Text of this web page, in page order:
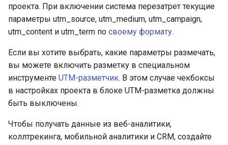
проекта. При включении система перезатрет текущие
параметры utm_source, utm_medium, utm_campaign,
utm_content и utm_term по своему формату.
Если вы хотите выбрать, какие параметры размечать,
вы можете включить разметку в специальном
инструменте UTM-разметчик. В этом случае чекбоксы
в настройках проекта в блоке UTM-разметка должны
быть выключены.
Чтобы получать данные из веб-аналитики,
коллтрекинга, мобильной аналитики и CRM, создайте